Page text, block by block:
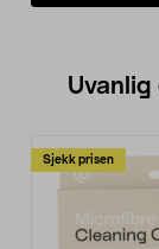
separat.
Sjekk prisen